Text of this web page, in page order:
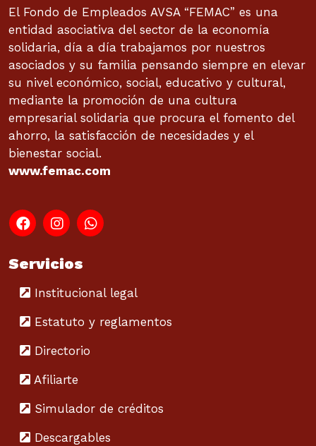
El Fondo de Empleados AVSA “FEMAC” es una
entidad asociativa del sector de la economía
solidaria, día a día trabajamos por nuestros
asociados y su familia pensando siempre en elevar
su nivel económico, social, educativo y cultural,
mediante la promoción de una cultura
empresarial solidaria que procura el fomento del
ahorro, la satisfacción de necesidades y el
bienestar social.
www.femac.com
Servicios
Institucional legal
Estatuto y reglamentos
Directorio
Afiliarte
Simulador de créditos
Descargables